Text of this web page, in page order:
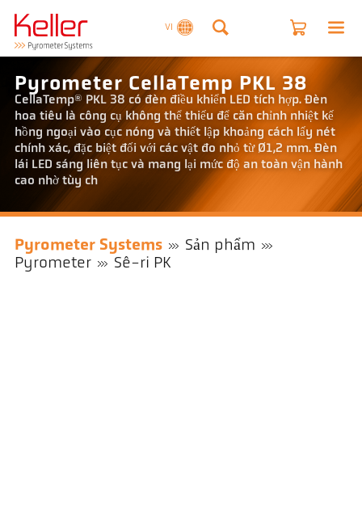
VI
Pyrometer CellaTemp PKL 38
CellaTemp® PKL 38 có đèn điều khiển LED tích hợp. Đèn
hoa tiêu là công cụ không thể thiếu để căn chỉnh nhiệt kế
hồng ngoại vào cục nóng và thiết lập khoảng cách lấy nét
chính xác, đặc biệt đối với các vật đo nhỏ từ Ø1,2 mm. Đèn
lái LED sáng liên tục và mang lại mức độ an toàn vận hành
cao nhờ tùy ch
Pyrometer Systems
Sản phẩm
Pyrometer
Sê-ri PK